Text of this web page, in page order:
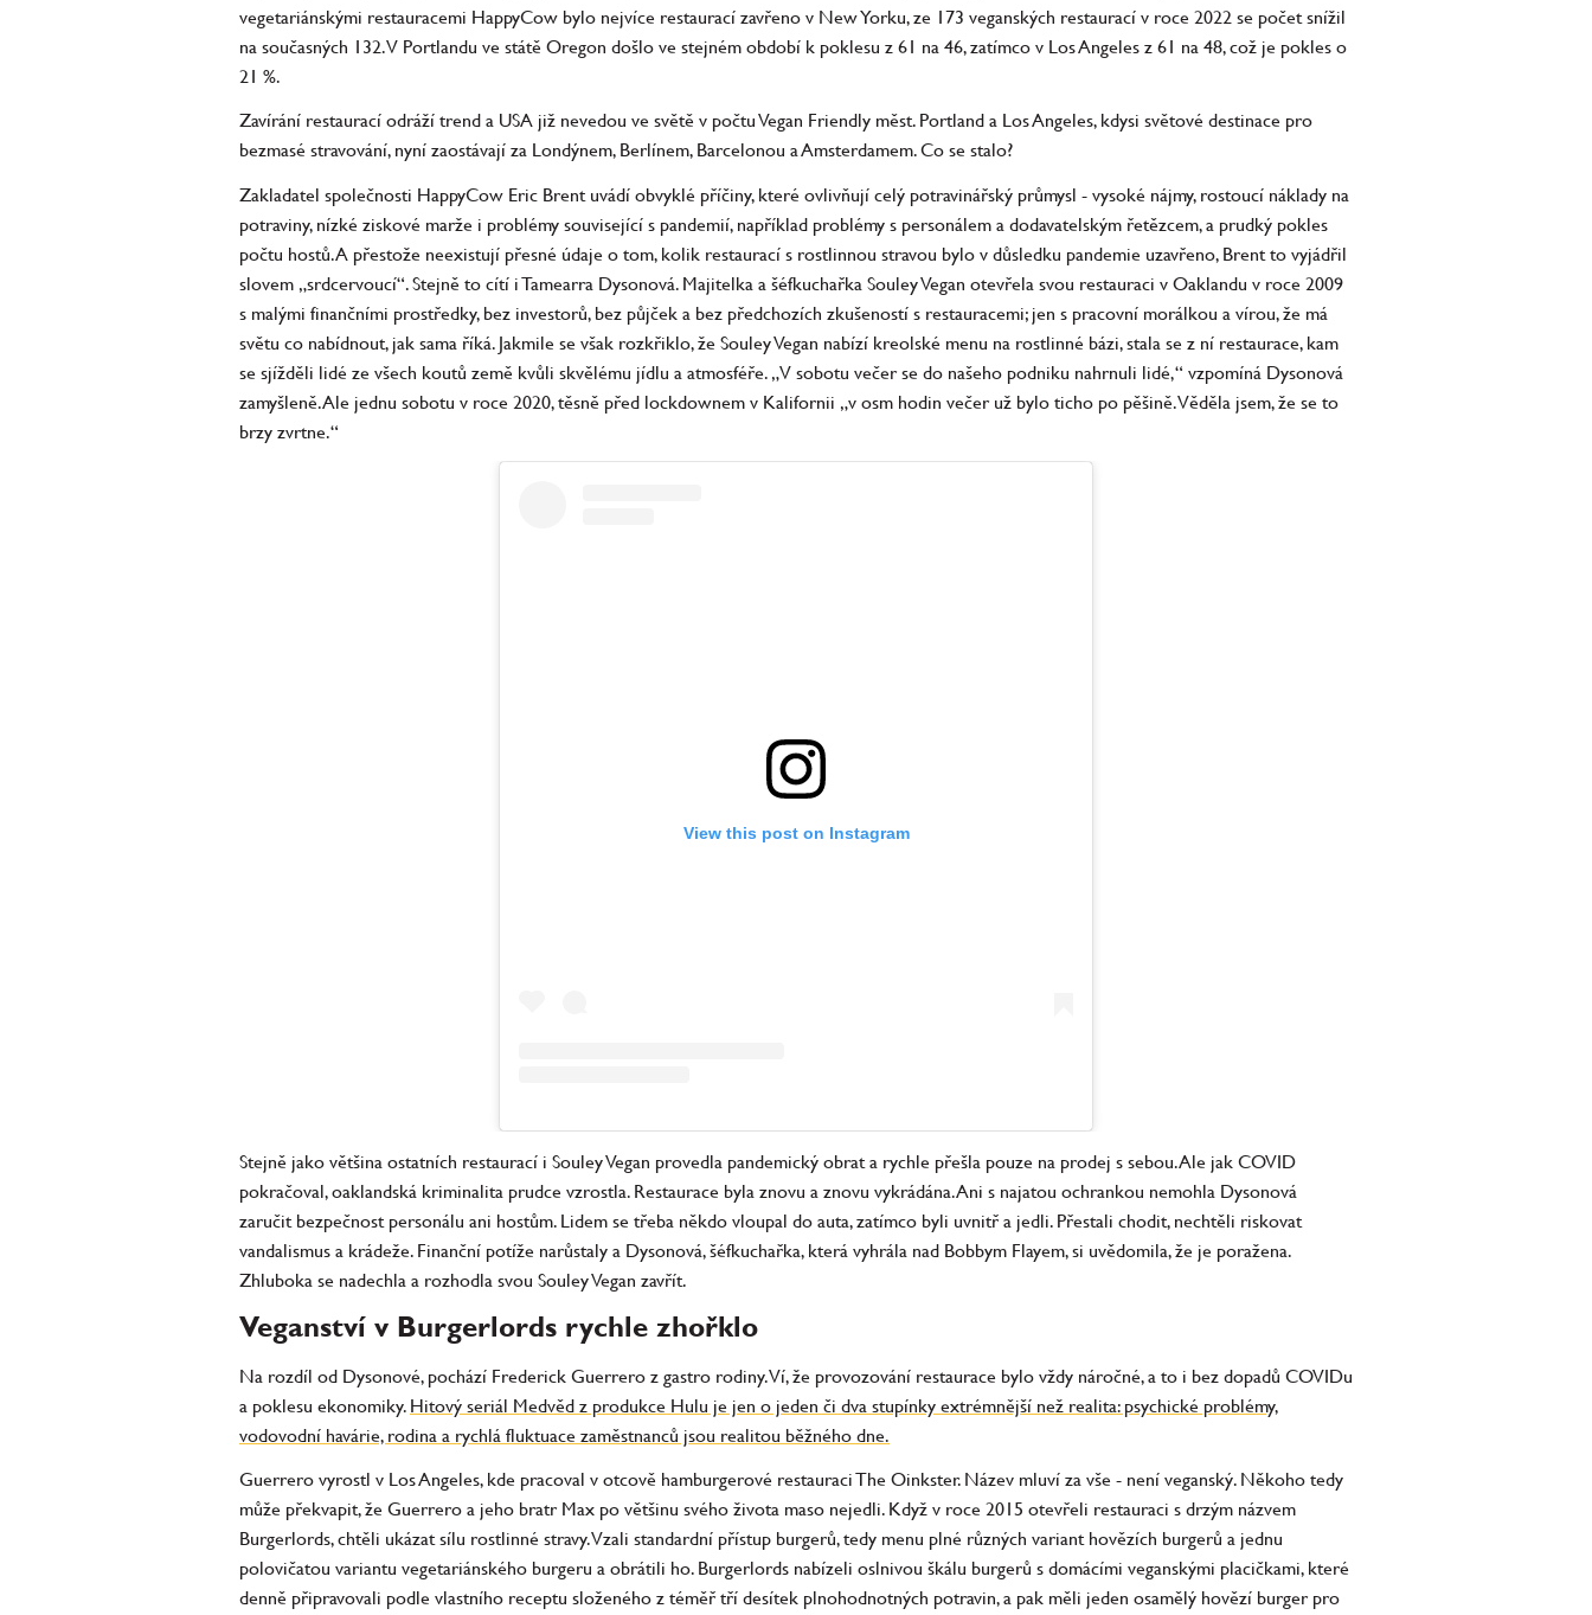
vegetariánskými restauracemi HappyCow bylo nejvíce restaurací zavřeno v New Yorku, ze 173 veganských restaurací v roce 2022 se počet snížil
na současných 132. V Portlandu ve státě Oregon došlo ve stejném období k poklesu z 61 na 46, zatímco v Los Angeles z 61 na 48, což je pokles o
21 %.
Zavírání restaurací odráží trend a USA již nevedou ve světě v počtu Vegan Friendly měst. Portland a Los Angeles, kdysi světové destinace pro
bezmasé stravování, nyní zaostávají za Londýnem, Berlínem, Barcelonou a Amsterdamem. Co se stalo?
Zakladatel společnosti HappyCow Eric Brent uvádí obvyklé příčiny, které ovlivňují celý potravinářský průmysl - vysoké nájmy, rostoucí náklady na
potraviny, nízké ziskové marže i problémy související s pandemií, například problémy s personálem a dodavatelským řetězcem, a prudký pokles
počtu hostů. A přestože neexistují přesné údaje o tom, kolik restaurací s rostlinnou stravou bylo v důsledku pandemie uzavřeno, Brent to vyjádřil
slovem „srdcervoucí“. Stejně to cítí i Tamearra Dysonová. Majitelka a šéfkuchařka Souley Vegan otevřela svou restauraci v Oaklandu v roce 2009
s malými finančními prostředky, bez investorů, bez půjček a bez předchozích zkušeností s restauracemi; jen s pracovní morálkou a vírou, že má
světu co nabídnout, jak sama říká. Jakmile se však rozkřiklo, že Souley Vegan nabízí kreolské menu na rostlinné bázi, stala se z ní restaurace, kam
se sjížděli lidé ze všech koutů země kvůli skvělému jídlu a atmosféře. „V sobotu večer se do našeho podniku nahrnuli lidé,“ vzpomíná Dysonová
zamyšleně. Ale jednu sobotu v roce 2020, těsně před lockdownem v Kalifornii „v osm hodin večer už bylo ticho po pěšině. Věděla jsem, že se to
brzy zvrtne.“
View this post on Instagram
Stejně jako většina ostatních restaurací i Souley Vegan provedla pandemický obrat a rychle přešla pouze na prodej s sebou. Ale jak COVID
pokračoval, oaklandská kriminalita prudce vzrostla. Restaurace byla znovu a znovu vykrádána. Ani s najatou ochrankou nemohla Dysonová
zaručit bezpečnost personálu ani hostům. Lidem se třeba někdo vloupal do auta, zatímco byli uvnitř a jedli. Přestali chodit, nechtěli riskovat
vandalismus a krádeže. Finanční potíže narůstaly a Dysonová, šéfkuchařka, která vyhrála nad Bobbym Flayem, si uvědomila, že je poražena.
Zhluboka se nadechla a rozhodla svou Souley Vegan zavřít.
Veganství v Burgerlords rychle zhořklo
Na rozdíl od Dysonové, pochází Frederick Guerrero z gastro rodiny. Ví, že provozování restaurace bylo vždy náročné, a to i bez dopadů COVIDu
a poklesu ekonomiky. Hitový seriál Medvěd z produkce Hulu je jen o jeden či dva stupínky extrémnější než realita: psychické problémy,
vodovodní havárie, rodina a rychlá fluktuace zaměstnanců jsou realitou běžného dne.
Guerrero vyrostl v Los Angeles, kde pracoval v otcově hamburgerové restauraci The Oinkster. Název mluví za vše - není veganský. Někoho tedy
může překvapit, že Guerrero a jeho bratr Max po většinu svého života maso nejedli. Když v roce 2015 otevřeli restauraci s drzým názvem
Burgerlords, chtěli ukázat sílu rostlinné stravy. Vzali standardní přístup burgerů, tedy menu plné různých variant hovězích burgerů a jednu
polovičatou variantu vegetariánského burgeru a obrátili ho. Burgerlords nabízeli oslnivou škálu burgerů s domácími veganskými placičkami, které
denně připravovali podle vlastního receptu složeného z téměř tří desítek plnohodnotných potravin, a pak měli jeden osamělý hovězí burger pro